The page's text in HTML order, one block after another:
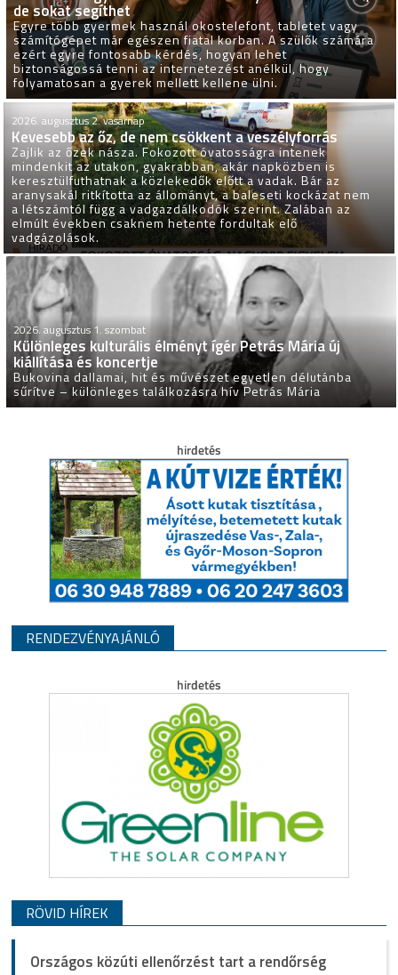
de sokat segíthet
Egyre több gyermek használ okostelefont, tabletet vagy
számítógépet már egészen fiatal korban. A szülők számára
ezért egyre fontosabb kérdés, hogyan lehet
biztonságossá tenni az internetezést anélkül, hogy
folyamatosan a gyerek mellett kellene ülni.
2026. augusztus 2. vasárnap
Kevesebb az őz, de nem csökkent a veszélyforrás
Zajlik az őzek násza. Fokozott óvatosságra intenek
mindenkit az utakon, gyakrabban, akár napközben is
keresztülfuthatnak a közlekedők előtt a vadak. Bár az
aranysakál ritkította az állományt, a baleseti kockázat nem
a létszámtól függ a vadgazdálkodók szerint. Zalában az
elmúlt években csaknem hetente fordultak elő
vadgázolások.
2026. augusztus 1. szombat
Különleges kulturális élményt ígér Petrás Mária új
kiállítása és koncertje
Bukovina dallamai, hit és művészet egyetlen délutánba
sűrítve – különleges találkozásra hív Petrás Mária
RENDEZVÉNYAJÁNLÓ
RÖVID HÍREK
Országos közúti ellenőrzést tart a rendőrség